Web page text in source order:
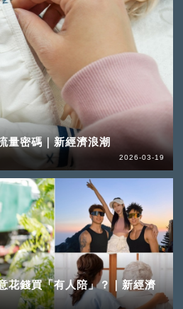
量密碼｜新經濟浪潮
2026-03-19
花錢買「有人陪」？｜新經濟